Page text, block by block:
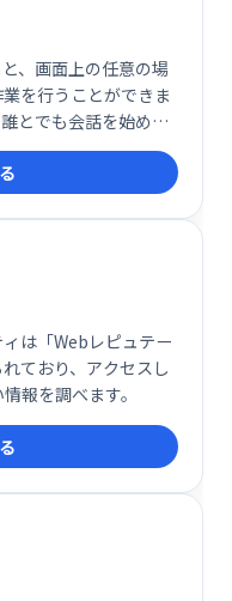
、画面上の任意の場
を行うことができま
とでも会話を始めま
有と同じくらい簡単
は「Webレピュテー
ており、アクセスし
報を調べます。